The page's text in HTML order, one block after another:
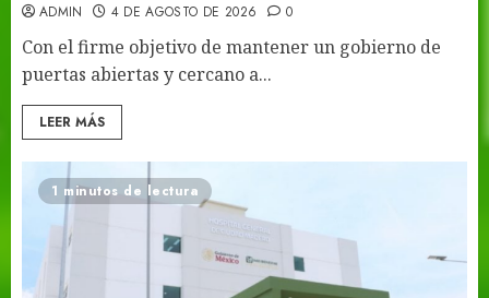
ADMIN 4 DE AGOSTO DE 2026 0
Con el firme objetivo de mantener un gobierno de
puertas abiertas y cercano a...
LEER MÁS
1 minutos de lectura